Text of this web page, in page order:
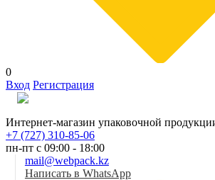
0
Вход Регистрация
Интернет-магазин упаковочной
+7 (727) 310-85-06
пн-пт с 09:00 - 18:00
mail@webpack.kz
Написать в WhatsApp